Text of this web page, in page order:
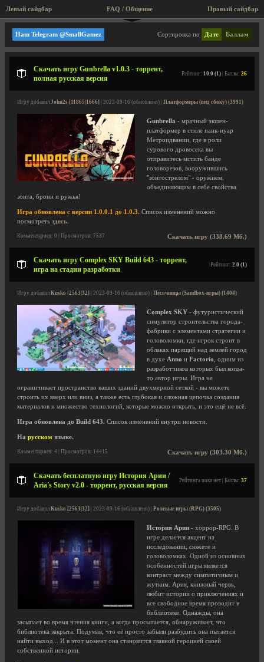
Левый сайдбар Правый сайдбар
FAQ / Общение
Мини игры, аркады, старые игры!
Сортировка по Дате Баллам
Наш Telegram @SmallGamez
Скачать игру Gunbrella v1.0.3 - торрент,
полная русская версия
Рейтинг: 10.0 (1) | Баллы: 26
Игру добавил John2s [11865|1666] | 2023-09-16 (обновлено) | Платформеры (вид сбоку) (3991)
Gunbrella - мрачный экшен-
платформер в стиле панк-нуар
Метроидвании, где в роли
сурового дровосека вы
отправитесь мстить банде
головорезов, вооружившись
"зонтострелом" - оружием,
объединяющим в себе свойства
зонта, брони и ружья!
Игра обновлена с версии 1.0.0.1 до 1.0.3. Список изменений можно
посмотреть здесь
Скачать игру (338.69 Мб.)
Комментариев: 0 | Просмотров: 7537
Скачать игру Complex SKY Build 643 - торрент,
игра на стадии разработки
Рейтинг: 2.0 (1)
Игру добавил Kusko [2563|32] | 2023-09-16 (обновлено) | Песочницы (Sandbox-игры) (1404)
Complex SKY - футуристический
симулятор строительства города-
фабрики с элементами стратегии и
головоломки, где игрок строит в
облаках парящий над землей город
в духе Anno и Factorio , одним из
разработчиков которых был когда-
то автор игры. Игра не
ограничивает пространство ваших зданий двухмерной сеткой - вы можете
строить их вверх или вниз, а также есть глубокая и сложная цепочка создания
материалов и множество технологий, которые можно открыть, и это ещё не всё.
Игра обновлена до Build 643. Список изменений внутри новости.
На русском языке.
Скачать игру (303.30 Мб.)
Комментариев: 4 | Просмотров: 14415
Скачать бесплатную игру История Арии /
Aria's Story v2.0 - торрент, русская версия
Рейтинга пока нет | Баллы: 37
Игру добавил Kusko [2563|32] | 2023-09-16 (обновлено) | Ролевые игры (RPG) (3505)
История Арии - хоррор-RPG. В
игре делается акцент на
исследовании, сюжете и
головоломках. Одной из основных
особенностей игры является
контраст между симпатичным и
жутким. Ария, книжный червь,
любит истории о приключениях и
все свободное время проводит в
библиотеке. Однажды, она
засыпает во время чтения книги, а когда просыпается, обнаруживает, что
библиотека закрыта. Подумав, что её просто забыли разбудить она пытается
найти выход... И в этот момент она становится главной героиней своей
собственной истории.